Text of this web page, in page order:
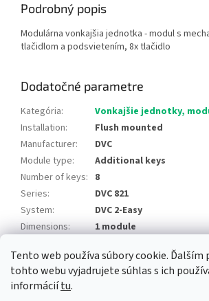
Tento web používa súbory cookie. Ďalším
tohto webu vyjadrujete súhlas s ich
informáciítu.
Podrobný popis
Modulárna vonkajšia jednotka - modul s
tlačidlom a podsvietením, 8x tlačidlo
Dodatočné parametre
Kategória:
Vonkajšie jednotky,
Installation:
Flush mounted
Manufacturer:
DVC
Module type:
Additional keys
Number of keys: 8
Series:
DVC 821
System:
DVC 2-Easy
Dimensions: 1 module
Newsletter